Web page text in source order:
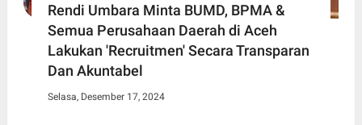
Rendi Umbara Minta BUMD, BPMA &
Semua Perusahaan Daerah di Aceh
Lakukan 'Recruitmen' Secara Transparan
Dan Akuntabel
Selasa, Desember 17, 2024